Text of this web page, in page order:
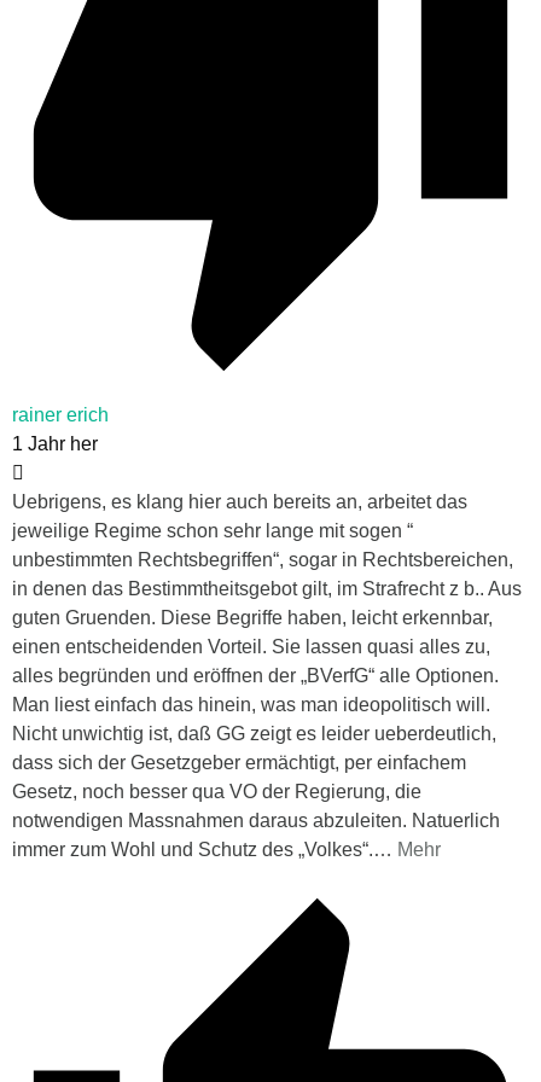
rainer erich
1 Jahr her
Uebrigens, es klang hier auch bereits an, arbeitet das
jeweilige Regime schon sehr lange mit sogen “
unbestimmten Rechtsbegriffen“, sogar in Rechtsbereichen,
in denen das Bestimmtheitsgebot gilt, im Strafrecht z b.. Aus
guten Gruenden. Diese Begriffe haben, leicht erkennbar,
einen entscheidenden Vorteil. Sie lassen quasi alles zu,
alles begründen und eröffnen der „BVerfG“ alle Optionen.
Man liest einfach das hinein, was man ideopolitisch will.
Nicht unwichtig ist, daß GG zeigt es leider ueberdeutlich,
dass sich der Gesetzgeber ermächtigt, per einfachem
Gesetz, noch besser qua VO der Regierung, die
notwendigen Massnahmen daraus abzuleiten. Natuerlich
immer zum Wohl und Schutz des „Volkes“.… Mehr